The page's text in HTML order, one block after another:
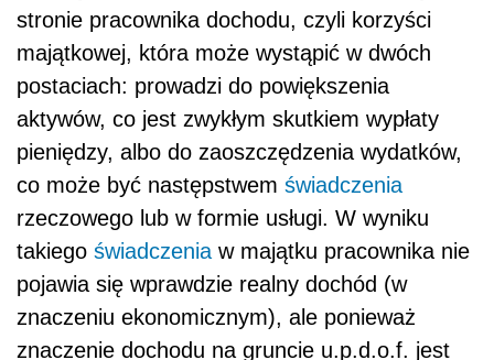
stronie pracownika dochodu, czyli korzyści
majątkowej, która może wystąpić w dwóch
postaciach: prowadzi do powiększenia
aktywów, co jest zwykłym skutkiem wypłaty
pieniędzy, albo do zaoszczędzenia wydatków,
co może być następstwem świadczenia
rzeczowego lub w formie usługi. W wyniku
takiego świadczenia w majątku pracownika nie
pojawia się wprawdzie realny dochód (w
znaczeniu ekonomicznym), ale ponieważ
znaczenie dochodu na gruncie u.p.d.o.f. jest